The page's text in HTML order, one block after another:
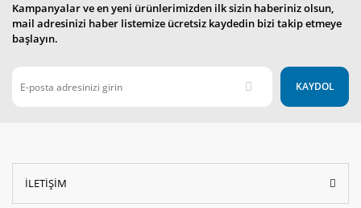
Kampanyalar ve en yeni ürünlerimizden ilk sizin haberiniz olsun,
mail adresinizi haber listemize ücretsiz kaydedin bizi takip etmeye
başlayın.
KAYDOL
İLETİŞİM